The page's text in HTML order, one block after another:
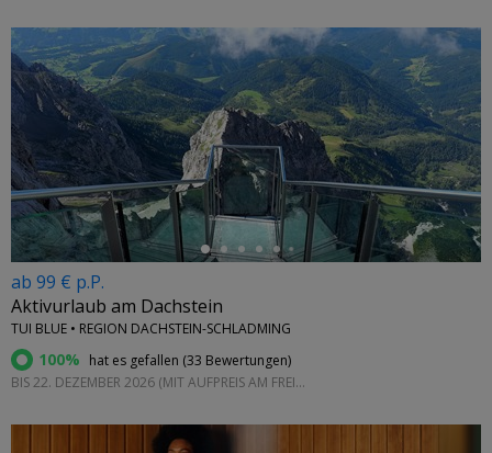
←
ab 99 € p.P.
Aktivurlaub am Dachstein
TUI BLUE • REGION DACHSTEIN-SCHLADMING
100% hat es gefallen (33 Bewertungen)
BIS 22. DEZEMBER 2026 (MIT AUFPREIS AM FREITAG UND SAMSTAG)